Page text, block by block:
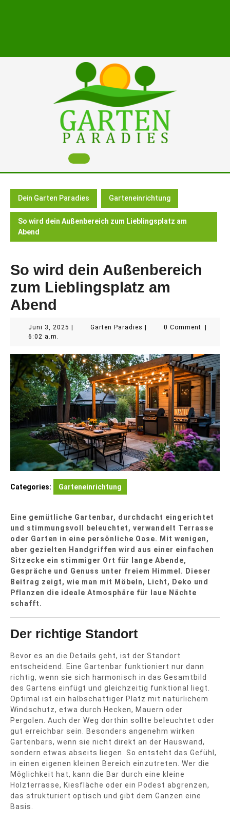
Open
Button
Dein Garten Paradies Garteneinrichtung
So wird dein Außenbereich zum Lieblingsplatz am
Abend
So wird dein Außenbereich
zum Lieblingsplatz am
Abend
Juni 3, 2025 Juni
Garten Paradies Garten 0 Comment
6:02 a.m.
Categories: Garteneinrichtung
Eine gemütliche Gartenbar, durchdacht eingerichtet
und stimmungsvoll beleuchtet, verwandelt Terrasse
oder Garten in eine persönliche Oase. Mit wenigen,
aber gezielten Handgriffen wird aus einer einfachen
Sitzecke ein stimmiger Ort für lange Abende,
Gespräche und Genuss unter freiem Himmel. Dieser
Beitrag zeigt, wie man mit Möbeln, Licht, Deko und
Pflanzen die ideale Atmosphäre für laue Nächte
schafft.
Der richtige Standort
Bevor es an die Details geht, ist der Standort
entscheidend. Eine Gartenbar funktioniert nur dann
richtig, wenn sie sich harmonisch in das Gesamtbild
des Gartens einfügt und gleichzeitig funktional liegt.
Optimal ist ein halbschattiger Platz mit natürlichem
Windschutz, etwa durch Hecken, Mauern oder
Pergolen. Auch der Weg dorthin sollte beleuchtet oder
gut erreichbar sein. Besonders angenehm wirken
Gartenbars, wenn sie nicht direkt an der Hauswand,
sondern etwas abseits liegen. So entsteht das Gefühl,
in einen eigenen kleinen Bereich einzutreten. Wer die
Möglichkeit hat, kann die Bar durch eine kleine
Holzterrasse, Kiesfläche oder ein Podest abgrenzen,
das strukturiert optisch und gibt dem Ganzen eine
Basis.